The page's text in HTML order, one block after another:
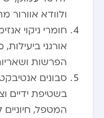
ולוודא אוורור
חומרי ניקוי
אורגני
הפרשות
סבונים
בשטיפת ידיים
המטפל,